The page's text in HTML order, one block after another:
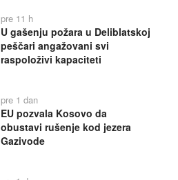
pre 11 h
U gašenju požara u Deliblatskoj
peščari angažovani svi
raspoloživi kapaciteti
pre 1 dan
EU pozvala Kosovo da
obustavi rušenje kod jezera
Gazivode